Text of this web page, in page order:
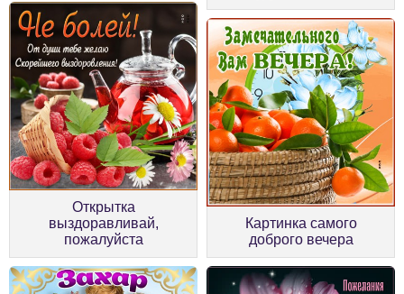
Открытка
выздоравливай,
пожалуйста
Картинка самого
доброго вечера